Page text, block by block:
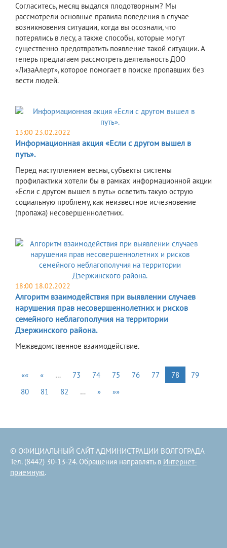
Согласитесь, месяц выдался плодотворным? Мы
рассмотрели основные правила поведения в случае
возникновения ситуации, когда вы осознали, что
потерялись в лесу, а также способы, которые могут
существенно предотвратить появление такой ситуации. А
теперь предлагаем рассмотреть деятельность ДОО
«ЛизаАлерт», которое помогает в поиске пропавших без
вести людей.
13:00 23.02.2022
Информационная акция «Если с другом вышел в
путь».
Перед наступлением весны, субъекты системы
профилактики хотели бы в рамках информационной акции
«Если с другом вышел в путь» осветить такую острую
социальную проблему, как неизвестное исчезновение
(пропажа) несовершеннолетних.
18:00 18.02.2022
Алгоритм взаимодействия при выявлении случаев
нарушения прав несовершеннолетних и рисков
семейного неблагополучия на территории
Дзержинского района.
Межведомственное взаимодействие.
«« « … 73 74 75 76 77 78
79
80
81 82 … » »»
© ОФИЦИАЛЬНЫЙ САЙТ АДМИНИСТРАЦИИ ВОЛГОГРАДА
Тел. (8442) 30-13-24. Обращения направлять в Интернет-
приемную.